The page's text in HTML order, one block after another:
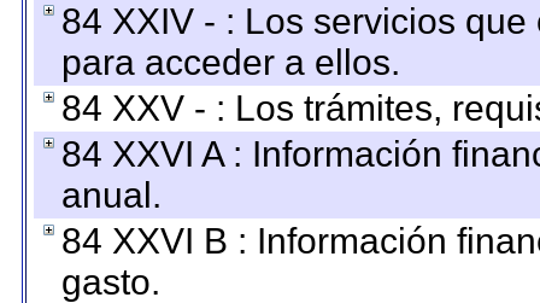
84 XXIV - : Los servicios
para acceder a ellos.
84 XXV - : Los trámites,
84 XXVI A : Información
anual.
84 XXVI B : Información
gasto.